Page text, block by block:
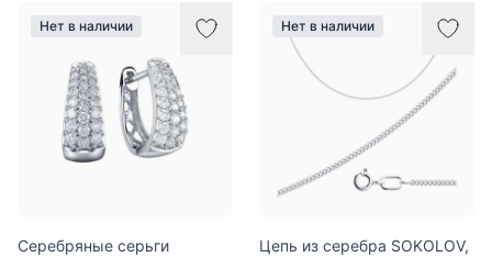
Нет в наличии
Серебряные серьги
Нет в наличии
Цепь из серебра SOKOLOV,